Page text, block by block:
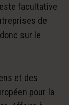
facultative
de
sur le
et des
pour la